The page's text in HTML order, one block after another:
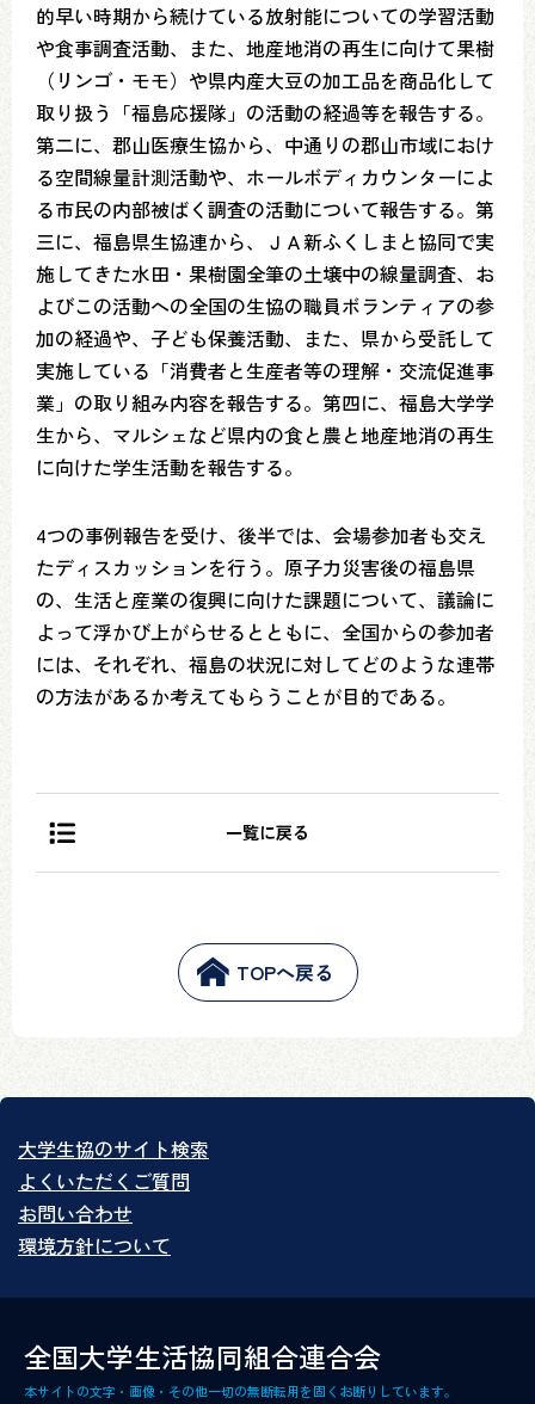
的早い時期から続けている放射能についての学習活動
や食事調査活動、また、地産地消の再生に向けて果樹
（リンゴ・モモ）や県内産大豆の加工品を商品化して
取り扱う「福島応援隊」の活動の経過等を報告する。
第二に、郡山医療生協から、中通りの郡山市域におけ
る空間線量計測活動や、ホールボディカウンターによ
る市民の内部被ばく調査の活動について報告する。第
三に、福島県生協連から、ＪＡ新ふくしまと協同で実
施してきた水田・果樹園全筆の土壌中の線量調査、お
よびこの活動への全国の生協の職員ボランティアの参
加の経過や、子ども保養活動、また、県から受託して
実施している「消費者と生産者等の理解・交流促進事
業」の取り組み内容を報告する。第四に、福島大学学
生から、マルシェなど県内の食と農と地産地消の再生
に向けた学生活動を報告する。
4つの事例報告を受け、後半では、会場参加者も交え
たディスカッションを行う。原子力災害後の福島県
の、生活と産業の復興に向けた課題について、議論に
よって浮かび上がらせるとともに、全国からの参加者
には、それぞれ、福島の状況に対してどのような連帯
の方法があるか考えてもらうことが目的である。
一覧に戻る
TOPへ戻る
大学生協のサイト検索
よくいただくご質問
お問い合わせ
環境方針について
全国大学生活協同組合連合会
本サイトの文字・画像・その他一切の無断転用を固くお断りしています。